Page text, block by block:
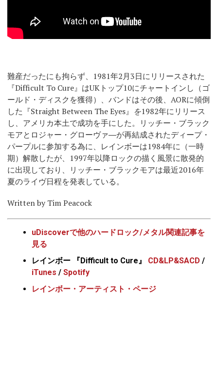
難産だったにも拘らず、1981年2月3日にリリースされた
『Difficult To Cure』はUKトップ10にチャートインし（ゴ
ールド・ディスクを獲得）、バンドはその後、AORに傾倒
した『Straight Between The Eyes』 を1982年にリリース
し、 アメリカ本土で成功を手にした。リッチー・ブラック
モアとロジャー・グローヴァ―が再結成されたディープ・
パープルに参加する為に、レインボーは1984年に（一時
期）解散したが、1997年以降ロックの描く風景に散発的
に出現しており、リッチー・ブラックモアは最近2016年
夏のライヴ日程を発表している。
Written by Tim Peacock
uDiscoverで他のハードロック/メタル関連記事を
見る
レインボー 『Difficult to Cure』 CD&LP&SACD /
iTunes / Spotify
レインボー・アーティスト・ページ